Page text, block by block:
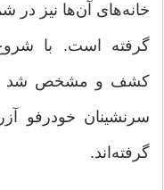
خانه‌های آن‌ها نیز در
گرفته است. با
کشف و مشخص شد
سرنشینان خودرفو
گرفته‌اند.